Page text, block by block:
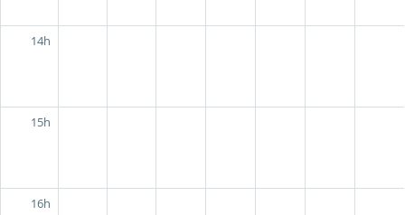
14h
15h
16h